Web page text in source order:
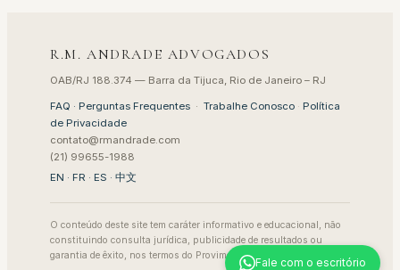
R.M. ANDRADE ADVOGADOS
OAB/RJ 188.374 — Barra da Tijuca, Rio de Janeiro – RJ
FAQ · Perguntas Frequentes · Trabalhe Conosco · Política
de Privacidade
contato@rmandrade.com
(21) 99655-1988
EN · FR · ES · 中文
O conteúdo deste site tem caráter informativo e educacional, não
constituindo consulta jurídica, publicidade de resultados ou
garantia de êxito, nos termos do Provimento 205/2021 da OAB.
Fale com o escritório